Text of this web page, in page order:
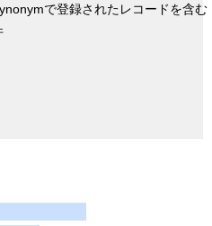
で登録されたレコードを含む